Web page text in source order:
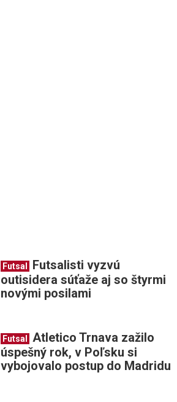
Futsal
Futsalisti vyzvú
outisidera súťaže aj so štyrmi
novými posilami
Futsal
Atletico Trnava zažilo
úspešný rok, v Poľsku si
vybojovalo postup do Madridu